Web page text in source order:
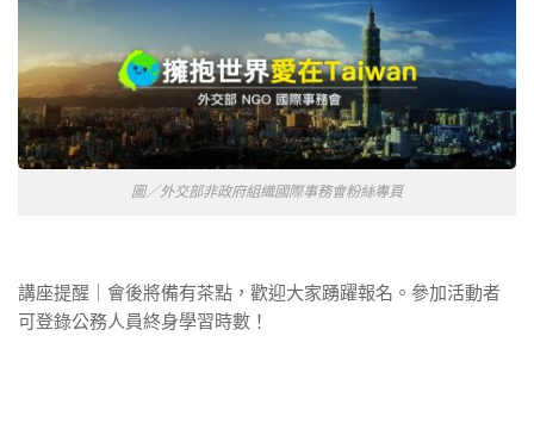
圖／外交部非政府組織國際事務會粉絲專頁
講座提醒｜會後將備有茶點，歡迎大家踴躍報名。參加活動者
可登錄公務人員終身學習時數！